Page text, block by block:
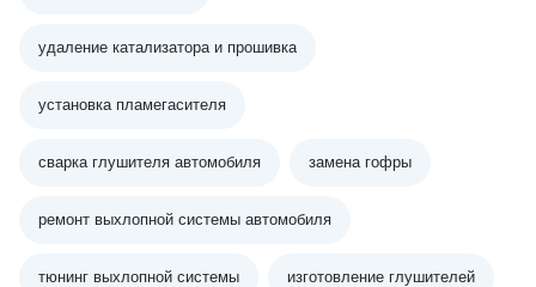
удаление катализатора и прошивка
установка пламегасителя
сварка глушителя автомобиля замена гофры
ремонт выхлопной системы автомобиля
тюнинг выхлопной системы изготовление глушителей